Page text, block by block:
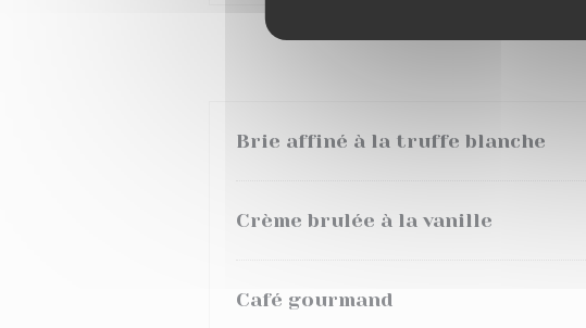
Brie affiné à la truffe blanche
Crème brulée à la vanille
Café gourmand